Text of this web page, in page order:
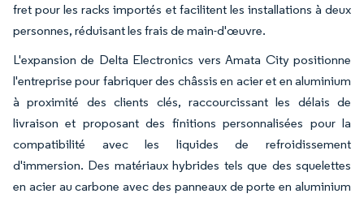
fret pour les racks importés et facilitent les installations à deux
personnes, réduisant les frais de main-d'œuvre.
L'expansion de Delta Electronics vers Amata City positionne
l'entreprise pour fabriquer des châssis en acier et en aluminium
à proximité des clients clés, raccourcissant les délais de
livraison et proposant des finitions personnalisées pour la
compatibilité avec les liquides de refroidissement
d'immersion. Des matériaux hybrides tels que des squelettes
en acier au carbone avec des panneaux de porte en aluminium